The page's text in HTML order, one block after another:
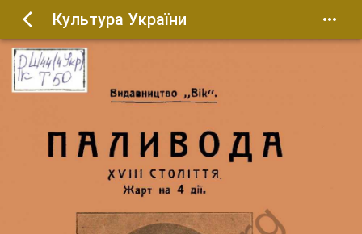
Культура України